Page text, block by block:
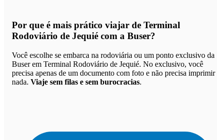
Por que é mais prático viajar de Terminal
Rodoviário de Jequié com a Buser?
Você escolhe se embarca na rodoviária ou um ponto exclusivo da
Buser em Terminal Rodoviário de Jequié. No exclusivo, você
precisa apenas de um documento com foto e não precisa imprimir
nada. Viaje sem filas e sem burocracias.